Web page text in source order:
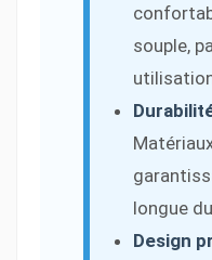
souple,
longue
Design